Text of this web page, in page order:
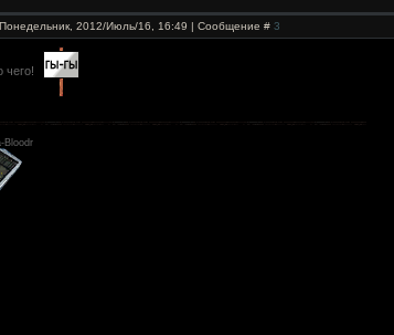
2012/Июль/16, 16:49 | Сообщение # 3
чего!
Bloodr